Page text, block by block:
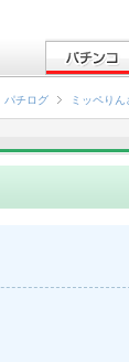
パチログ ミッペり